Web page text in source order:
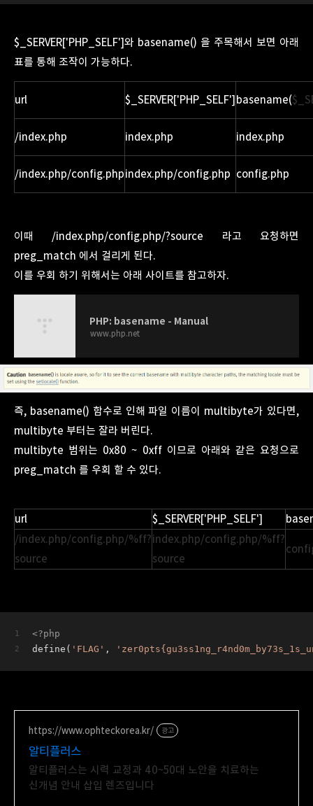
$_SERVER['PHP_SELF']와 basename() 을 주목해서 보면 아래
표를 통해 조작이 가능하다.
url $_SERVER['PHP_SELF']basename(
/index.php index.php index.php
/index.php/config.phpindex.php/config.php config.php
이때 /index.php/config.php/?source 라고 요청하면
preg_match 에서 걸리게 된다.
이를 우회 하기 위해서는 아래 사이트를 참고하자.
PHP: basename - Manual
www.php.net
즉, basename() 함수로 인해 파일 이름이 multibyte가 있다면,
multibyte 부터는 잘라 버린다.
multibyte 범위는 0x80 ~ 0xff 이므로 아래와 같은 요청으로
preg_match 를 우회 할 수 있다.
url $_SERVER['PHP_SELF']
/index.php/config.php/%ff?
source
index.php/config.php/%ff?
source
<?php
define( 'FLAG' ,
https://www.ophteckorea.kr/ 광고
알티플러스
알티플러스는 시력 교정과 40~50대 노안을 치료하는
신개념 안내 삽입 렌즈입니다